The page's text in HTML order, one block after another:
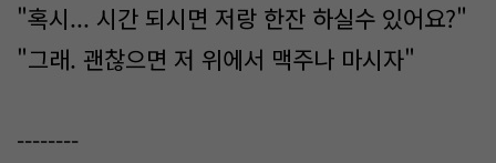
"혹시... 시간 되시면 저랑 한잔 하실수 있어요?"
"그래. 괜찮으면 저 위에서 맥주나 마시자"
--------